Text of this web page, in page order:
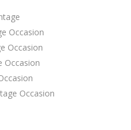
Occasion
Occasion
Occasion
Occasion